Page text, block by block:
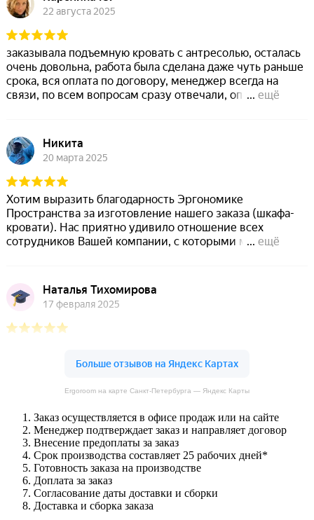
Ergoroom на карте Санкт‑Петербурга — Яндекс Карты
Заказ осуществляется в офисе продаж или на сайте
Менеджер подтверждает заказ и направляет договор
Внесение предоплаты за заказ
Срок производства составляет 25 рабочих дней*
Готовность заказа на производстве
Доплата за заказ
Согласование даты доставки и сборки
Доставка и сборка заказа